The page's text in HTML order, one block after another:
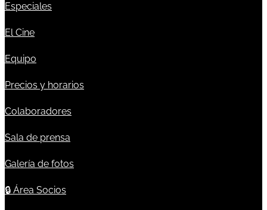
Especiales
El Cine
Equipo
Precios y horarios
Colaboradores
Sala de prensa
Galería de fotos
🔒 Área Socios